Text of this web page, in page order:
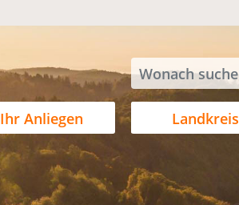
Ihr Anliegen Landkreis